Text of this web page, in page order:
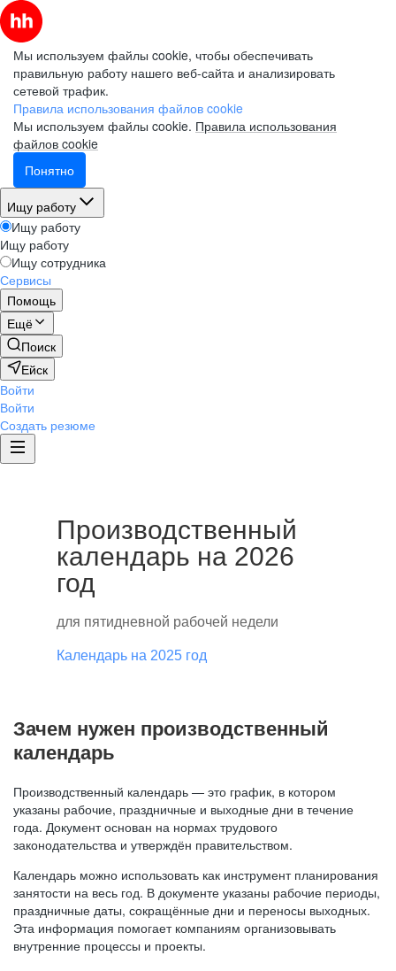
Мы используем файлы cookie, чтобы обеспечивать
правильную работу нашего веб-сайта и анализировать
сетевой трафик.
Правила использования файлов cookie
Мы используем файлы cookie. Правила использования
файлов cookie
Понятно
Ищу работу
Ищу работу
Ищу работу
Ищу сотрудника
Сервисы
Помощь
Ещё
Поиск
Ейск
Войти
Войти
Создать резюме
Производственный
календарь на 2026
год
для пятидневной рабочей недели
Календарь на 2025 год
Зачем нужен производственный
календарь
Производственный календарь — это график, в котором
указаны рабочие, праздничные и выходные дни в течение
года. Документ основан на нормах трудового
законодательства и утверждён правительством.
Календарь можно использовать как инструмент планирования
занятости на весь год. В документе указаны рабочие периоды,
праздничные даты, сокращённые дни и переносы выходных.
Эта информация помогает компаниям организовывать
внутренние процессы и проекты.